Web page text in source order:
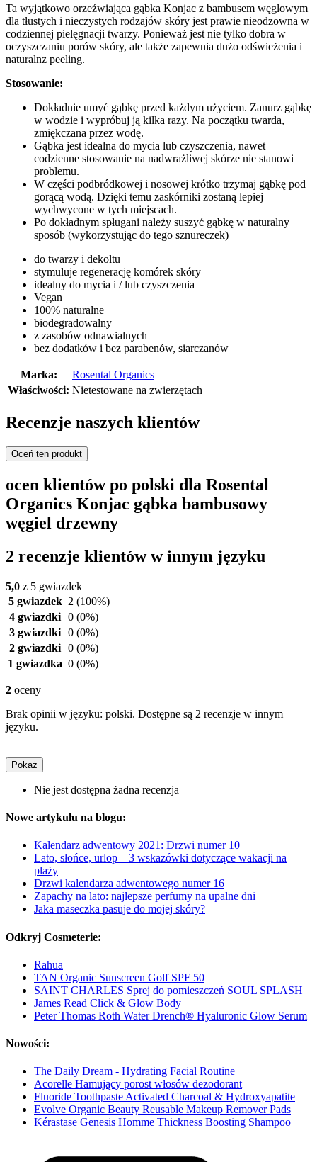
Ta wyjątkowo orzeźwiająca gąbka Konjac z bambusem węglowym
dla tłustych i nieczystych rodzajów skóry jest prawie nieodzowna w
codziennej pielęgnacji twarzy. Ponieważ jest nie tylko dobra w
oczyszczaniu porów skóry, ale także zapewnia dużo odświeżenia i
naturalnz peeling.
Stosowanie:
Dokładnie umyć gąbkę przed każdym użyciem. Zanurz gąbkę
w wodzie i wypróbuj ją kilka razy. Na początku twarda,
zmiękczana przez wodę.
Gąbka jest idealna do mycia lub czyszczenia, nawet
codzienne stosowanie na nadwrażliwej skórze nie stanowi
problemu.
W części podbródkowej i nosowej krótko trzymaj gąbkę pod
gorącą wodą. Dzięki temu zaskórniki zostaną lepiej
wychwycone w tych miejscach.
Po dokładnym spługani należy suszyć gąbkę w naturalny
sposób (wykorzystując do tego sznureczek)
do twarzy i dekoltu
stymuluje regenerację komórek skóry
idealny do mycia i / lub czyszczenia
Vegan
100% naturalne
biodegradowalny
z zasobów odnawialnych
bez dodatków i bez parabenów, siarczanów
Marka:
Rosental Organics
Właściwości: Nietestowane na zwierzętach
Recenzje naszych klientów
Oceń ten produkt
ocen klientów po polski dla Rosental
Organics Konjac gąbka bambusowy
węgiel drzewny
2 recenzje klientów w innym języku
5,0 z 5 gwiazdek
5 gwiazdek 2 (100%)
4 gwiazdki 0 (0%)
3 gwiazdki 0 (0%)
2 gwiazdki 0 (0%)
1 gwiazdka 0 (0%)
2 oceny
Brak opinii w języku: polski. Dostępne są 2 recenzje w innym
języku.
Pokaż
Nie jest dostępna żadna recenzja
Nowe artykułu na blogu:
Kalendarz adwentowy 2021: Drzwi numer 10
Lato, słońce, urlop – 3 wskazówki dotyczące wakacji na
plaży
Drzwi kalendarza adwentowego numer 16
Zapachy na lato: najlepsze perfumy na upalne dni
Jaka maseczka pasuje do mojej skóry?
Odkryj Cosmeterie:
Rahua
TAN Organic Sunscreen Golf SPF 50
SAINT CHARLES Sprej do pomieszczeń SOUL SPLASH
James Read Click & Glow Body
Peter Thomas Roth Water Drench® Hyaluronic Glow Serum
Nowości:
The Daily Dream - Hydrating Facial Routine
Acorelle Hamujący porost włosów dezodorant
Fluoride Toothpaste Activated Charcoal & Hydroxyapatite
Evolve Organic Beauty Reusable Makeup Remover Pads
Kérastase Genesis Homme Thickness Boosting Shampoo